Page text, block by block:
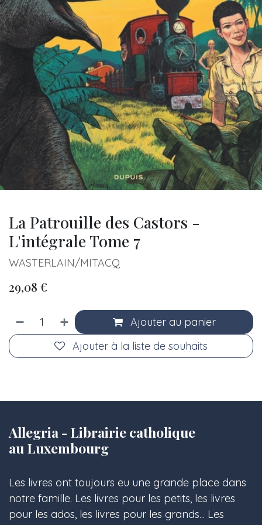
La Patrouille des Castors -
L'intégrale Tome 7
WASTERLAIN/MITACQ
29,08 €
Ajouter au panier
Ajouter à la liste de souhaits
Allegria - Librairie catholique
au Luxembourg
Les livres ont toujours eu une grande place dans
notre famille. Les livres pour les petits, les livres
pour les ados, les livres pour les grands... Les